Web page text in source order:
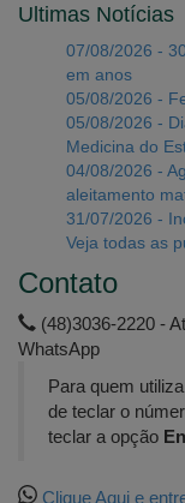
Ultimas Notícias
07/08/2026 -
em anos
05/08/2026 -
05/08/2026 -
Medicina do
04/08/2026 -
aleitamento
31/07/2026 -
Veja todas as
Contato
(48)3036-2220 -
WhatsApp
Para quem utiliza
de teclar o
teclar a opção
Clique Aqui e